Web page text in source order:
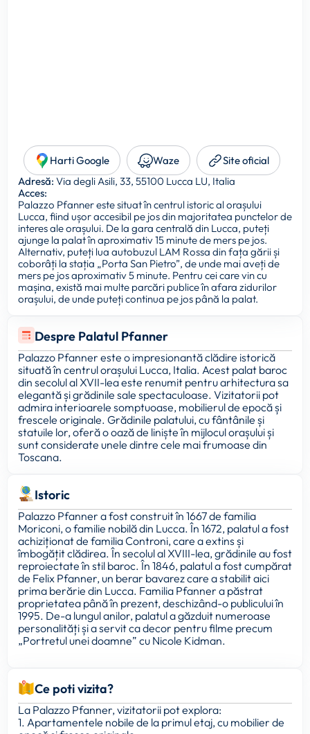
Despre Palatul Pfanner
Palazzo Pfanner este o impresionantă clădire istorică
situată în centrul orașului Lucca, Italia. Acest palat baroc
din secolul al XVII-lea este renumit pentru arhitectura sa
elegantă și grădinile sale spectaculoase. Vizitatorii pot
admira interioarele somptuoase, mobilierul de epocă și
frescele originale. Grădinile palatului, cu fântânile și
statuile lor, oferă o oază de liniște în mijlocul orașului și
sunt considerate unele dintre cele mai frumoase din
Toscana.
Istoric
Palazzo Pfanner a fost construit în 1667 de familia
Moriconi, o familie nobilă din Lucca. În 1672, palatul a fost
achiziționat de familia Controni, care a extins și
îmbogățit clădirea. În secolul al XVIII-lea, grădinile au fost
reproiectate în stil baroc. În 1846, palatul a fost cumpărat
de Felix Pfanner, un berar bavarez care a stabilit aici
prima berărie din Lucca. Familia Pfanner a păstrat
proprietatea până în prezent, deschizând-o publicului în
1995. De-a lungul anilor, palatul a găzduit numeroase
personalități și a servit ca decor pentru filme precum
„Portretul unei doamne” cu Nicole Kidman.
Ce poti vizita?
La Palazzo Pfanner, vizitatorii pot explora:
1. Apartamentele nobile de la primul etaj, cu mobilier de
Harti Google Waze
Site oficial
Adresă: Via degli Asili, 33, 55100 Lucca LU, Italia
Acces:
Palazzo Pfanner este situat în centrul istoric al orașului
Lucca, fiind ușor accesibil pe jos din majoritatea punctelor de
interes ale orașului. De la gara centrală din Lucca, puteți
ajunge la palat în aproximativ 15 minute de mers pe jos.
Alternativ, puteți lua autobuzul LAM Rossa din fața gării și
coborâți la stația „Porta San Pietro”, de unde mai aveți de
mers pe jos aproximativ 5 minute. Pentru cei care vin cu
mașina, există mai multe parcări publice în afara zidurilor
orașului, de unde puteți continua pe jos până la palat.